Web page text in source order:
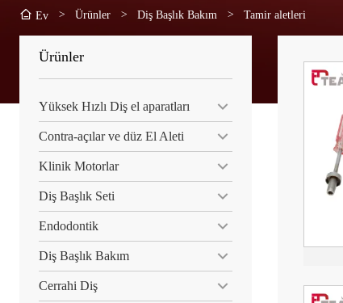
Ev > Ürünler > Diş Başlık Bakım > Tamir aletleri
Ürünler
Yüksek Hızlı Diş el aparatları
Contra-açılar ve düz El Aleti
Klinik Motorlar
Diş Başlık Seti
Endodontik
Diş Başlık Bakım
Cerrahi Diş